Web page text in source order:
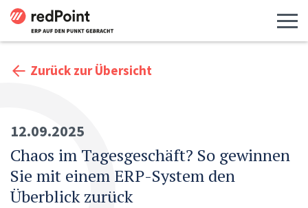
Zurück zur Übersicht
12.09.2025
Chaos im Tagesgeschäft? So gewinnen
Sie mit einem ERP-System den
Überblick zurück